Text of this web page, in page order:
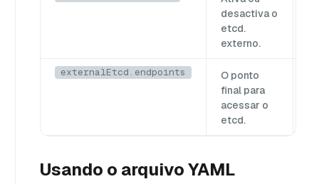
desactiva o
etcd.
externo.
externalEtcd.endpoints
O ponto
final para
acessar o
etcd.
Usando o arquivo YAML